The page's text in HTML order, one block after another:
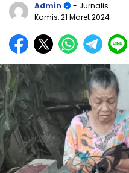
Admin
- Jurnalis
Kamis, 21 Maret 2024